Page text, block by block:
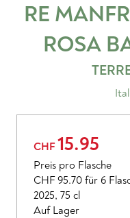
RE
ROSA
CHF 15.95
Preis pro Flasche
CHF 95.70 für 6
2025, 75 cl
Auf Lager